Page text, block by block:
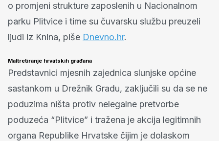
o promjeni strukture zaposlenih u Nacionalnom
parku Plitvice i time su čuvarsku službu preuzeli
ljudi iz Knina, piše Dnevno.hr.
Maltretiranje hrvatskih građana
Predstavnici mjesnih zajednica slunjske općine
sastankom u Drežnik Gradu, zaključili su da se ne
poduzima ništa protiv nelegalne pretvorbe
poduzeća “Plitvice” i tražena je akcija legitimnih
organa Republike Hrvatske čijim je dolaskom